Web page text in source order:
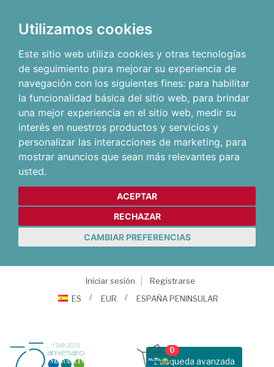
Utilizamos cookies
Este sitio web utiliza cookies y otras tecnologías
de seguimiento para mejorar su experiencia de
navegación con los siguientes fines: para habilitar
la funcionalidad básica del sitio web, para brindar
una mejor experiencia en el sitio web, medir su
interés en nuestros productos y servicios y
personalizar las interacciones de marketing, para
mostrar anuncios que sean más relevantes para
usted.
ACEPTAR
RECHAZAR
CAMBIAR PREFERENCIAS
Iniciar sesión
Registrarse
ES
EUR ESPAÑA PENINSULAR
Busqueda avanzada
0